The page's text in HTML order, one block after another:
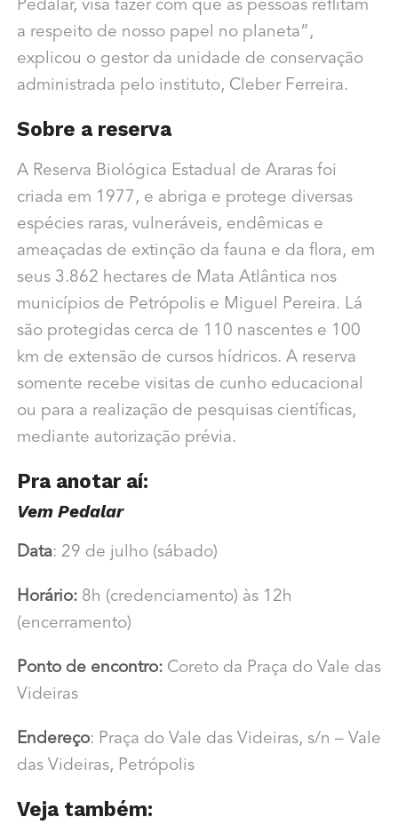
Pedalar, visa fazer com que as pessoas reflitam
a respeito de nosso papel no planeta”,
explicou o gestor da unidade de conservação
administrada pelo instituto, Cleber Ferreira.
Sobre a reserva
A Reserva Biológica Estadual de Araras foi
criada em 1977, e abriga e protege diversas
espécies raras, vulneráveis, endêmicas e
ameaçadas de extinção da fauna e da flora, em
seus 3.862 hectares de Mata Atlântica nos
municípios de Petrópolis e Miguel Pereira. Lá
são protegidas cerca de 110 nascentes e 100
km de extensão de cursos hídricos. A reserva
somente recebe visitas de cunho educacional
ou para a realização de pesquisas científicas,
mediante autorização prévia.
Pra anotar aí:
Vem Pedalar
Data: 29 de julho (sábado)
Horário:8h (credenciamento) às 12h
(encerramento)
Ponto de encontro:Coreto da Praça do Vale das
Videiras
Endereço: Praça do Vale das Videiras, s/n – Vale
das Videiras, Petrópolis
Veja também: